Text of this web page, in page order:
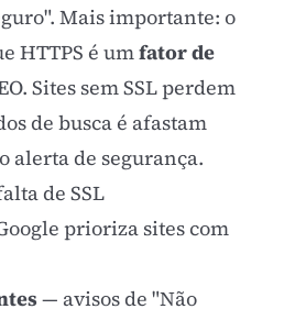
Mais importante: o
HTTPS é umfator de
. Sites sem SSL perdem
de busca é afastam
alerta de segurança.
de SSL
prioriza sites com
— avisos de "Não